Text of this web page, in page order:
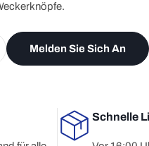
Melden Sie Sich An
Schnelle